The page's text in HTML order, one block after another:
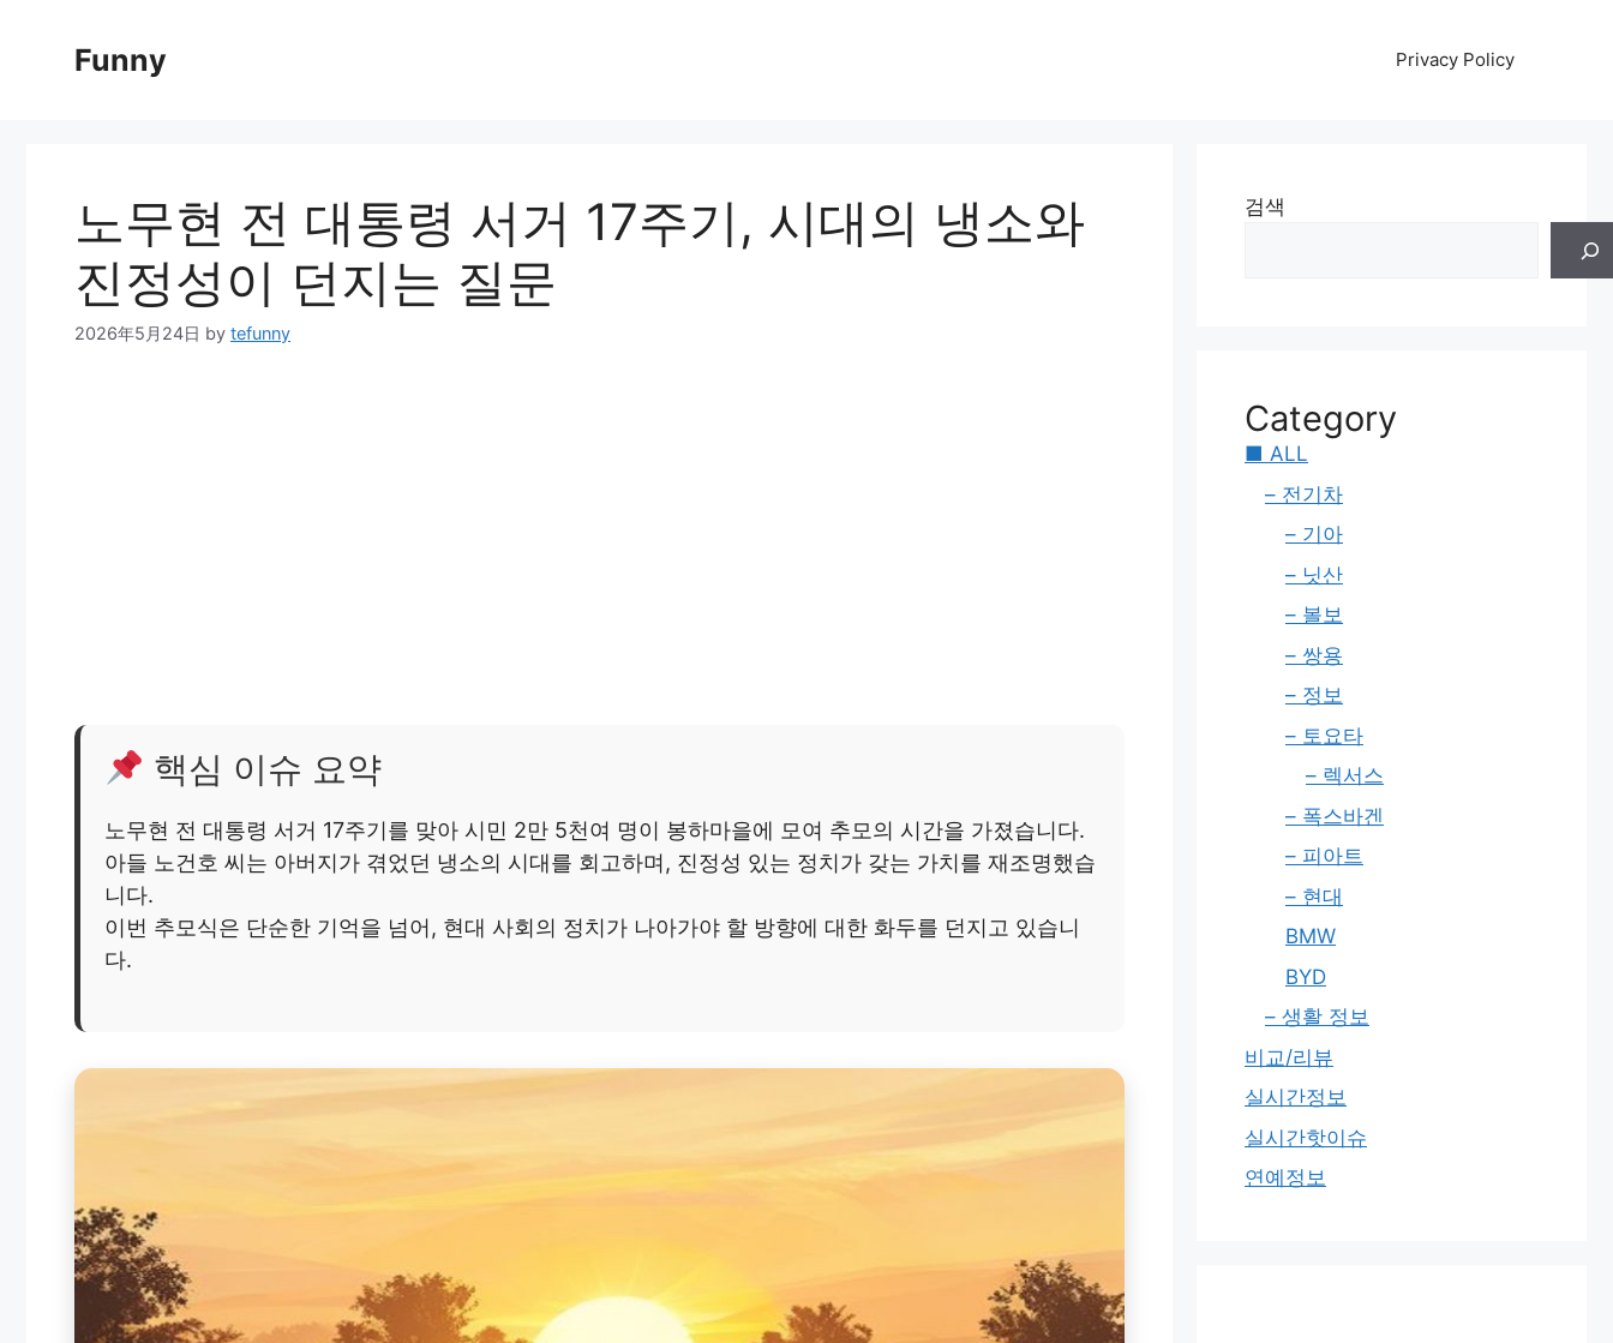
Funny Privacy Policy
노무현 전 대통령 서거 17주기, 시대의 냉소와
진정성이 던지는 질문
2026年5月24日 by tefunny
핵심 이슈 요약
노무현 전 대통령 서거 17주기를 맞아 시민 2만 5천여 명이 봉하마을에 모여 추모의 시간을 가졌습니다.
아들 노건호 씨는 아버지가 겪었던 냉소의 시대를 회고하며, 진정성 있는 정치가 갖는 가치를 재조명했습
니다.
이번 추모식은 단순한 기억을 넘어, 현대 사회의 정치가 나아가야 할 방향에 대한 화두를 던지고 있습니
다.
검색
Category
■ ALL
– 전기차
– 기아
– 닛산
– 볼보
– 쌍용
– 정보
– 토요타
– 렉서스
– 폭스바겐
– 피아트
– 현대
BMW
BYD
– 생활 정보
비교/리뷰
실시간정보
실시간핫이슈
연예정보